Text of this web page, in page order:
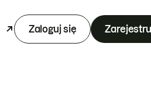
Zaloguj się